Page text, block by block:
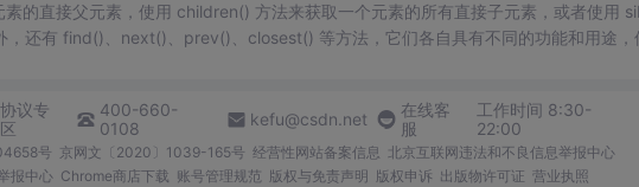
的直接父元素，使用 children() 方法来获取一个元素的所有直接子元素，或者使用
，还有 find()、next()、prev()、closest() 等方法，它们各自具有不同的功能和用途，
协议专
区
400-660-
0108
kefu@csdn.net
在线客
服
工作时间 8:30-
22:00
号 京网文〔2020〕1039-165号 经营性网站备案信息 北京互联网违法和不良信息举报中心
报中心 Chrome商店下载 账号管理规范 版权与免责声明 版权申诉 出版物许可证 营业执照